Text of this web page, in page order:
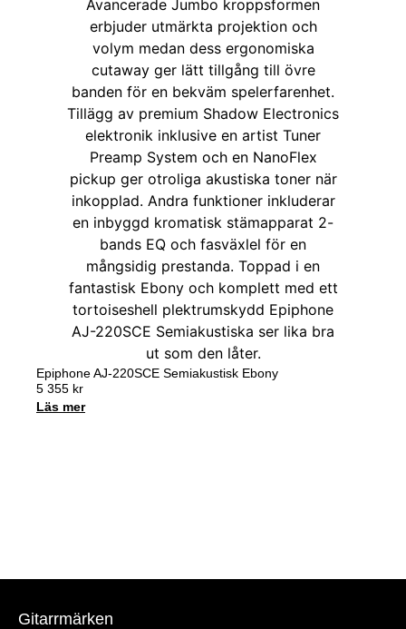
Epiphone AJ-220SCE Semiakustisk Ebony
5 355 kr
Läs mer
Gitarrmärken